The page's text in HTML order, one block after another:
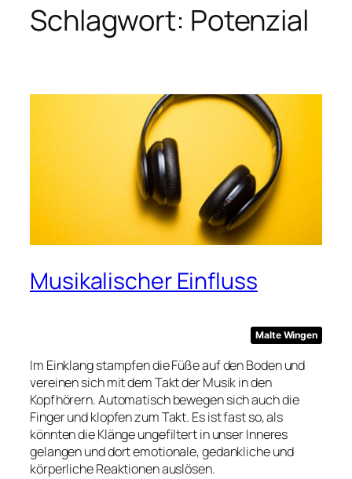
Schlagwort: Potenzial
Musikalischer Einfluss
Malte Wingen
Im Einklang stampfen die Füße auf den Boden und
vereinen sich mit dem Takt der Musik in den
Kopfhörern. Automatisch bewegen sich auch die
Finger und klopfen zum Takt. Es ist fast so, als
könnten die Klänge ungefiltert in unser Inneres
gelangen und dort emotionale, gedankliche und
körperliche Reaktionen auslösen.